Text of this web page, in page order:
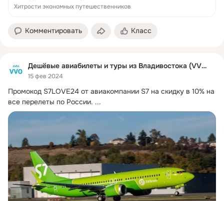
связывает Республику Саха и другие города России, а
Хитрости экономных путешественников
Комментировать Класс
Дешёвые авиабилеты и туры из Владивостока (VVO)
15 фев 2024
Промокод S7LOVE24 от авиакомпании S7 на скидку в 10% на
все перелеты по России. ...